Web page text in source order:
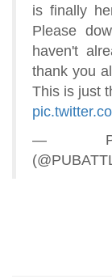
is finally
Please
haven't
thank you
This is just
—